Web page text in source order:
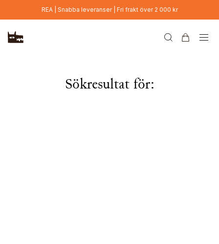
Hoppa till huvudinnehållREA | Snabba leveranser | Fri frakt över 2 000 kr
Sökresultat för: